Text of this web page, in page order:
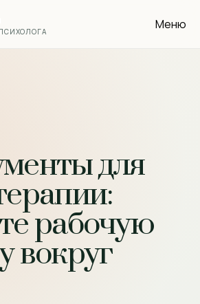
Меню
для
рабочую
вокруг